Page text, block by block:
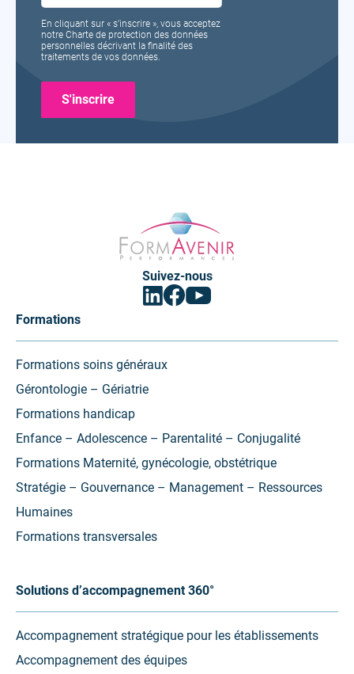
En cliquant sur « s’inscrire », vous acceptez
notre Charte de protection des données
personnelles décrivant la finalité des
traitements de vos données.
Formavenir
Performances
Suivez-nous
Linkedin
(ouvrir
nouvel
Facebook
(ouvrir
nouvel
Youtube
(ouvrir
nouvel
Formations
Formations soins généraux
Gérontologie – Gériatrie
Formations handicap
Enfance – Adolescence – Parentalité – Conjugalité
Formations Maternité, gynécologie, obstétrique
Stratégie – Gouvernance – Management – Ressources
Humaines
Formations transversales
Solutions d’accompagnement 360°
Accompagnement stratégique pour les établissements
Accompagnement des équipes